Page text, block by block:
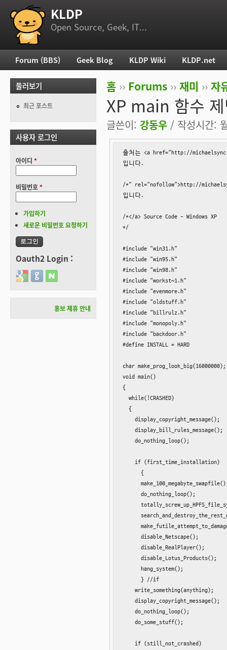
부 메뉴 KLDP
Open Source, Geek, IT...
현재 위치
홈 ›› Forums ›› 재미 ›› 자
XP main 함수
글쓴이: 강동우 / 작성시간:
출처는 <a href="http://
입니다.
/*" rel="nofollow">http://
입니다.
/*</a> Source Code - Windows XP
*/
#include "win31.h"
#include "win95.h"
#include "win98.h"
#include "workst~1.h"
#include "evenmore.h"
#include "oldstuff.h"
#include "billrulz.h"
#include "monopoly.h"
#include "backdoor.h"
#define INSTALL = HARD
char make_prog_look_big(16000000);
void main()
{
  while(!CRASHED)
  {
    display_copyright_message();
    display_bill_rules_message();
    do_nothing_loop();
    if (first_time_installation)
      {
      do_nothing_loop();
      disable_Netscape();
      disable_RealPlayer();
      disable_Lotus_Products();
      hang_system();
      } //if
    write_something(anything);
    display_copyright_message();
    do_nothing_loop();
    do_some_stuff();
    if (still_not_crashed)
주 메뉴
Forum (BBS) Geek Blog KLDP Wiki KLDP.net
둘러보기
최근 포스트
사용자 로그인
아이디 *
비밀번호*
가입하기
새로운 비밀번호 요청하기
Oauth2 Login :
Login with Google
Login with GitHub
Login with Naver
홍보 제휴 안내